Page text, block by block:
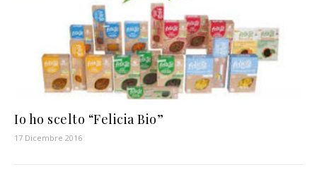
Io ho scelto “Felicia Bio”
17 Dicembre 2016